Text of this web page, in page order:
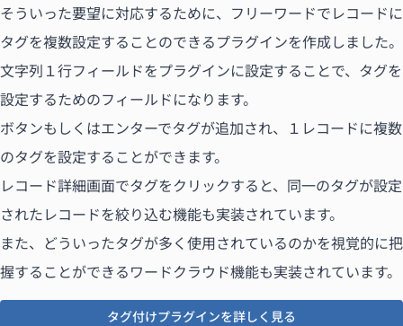
そういった要望に対応するために、フリーワードでレコードに
タグを複数設定することのできるプラグインを作成しました。
文字列１行フィールドをプラグインに設定することで、タグを
設定するためのフィールドになります。
ボタンもしくはエンターでタグが追加され、１レコードに複数
のタグを設定することができます。
レコード詳細画面でタグをクリックすると、同一のタグが設定
されたレコードを絞り込む機能も実装されています。
また、どういったタグが多く使用されているのかを視覚的に把
握することができるワードクラウド機能も実装されています。
タグ付けプラグインを詳しく見る